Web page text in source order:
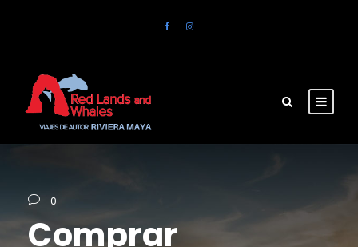
0
Comprar